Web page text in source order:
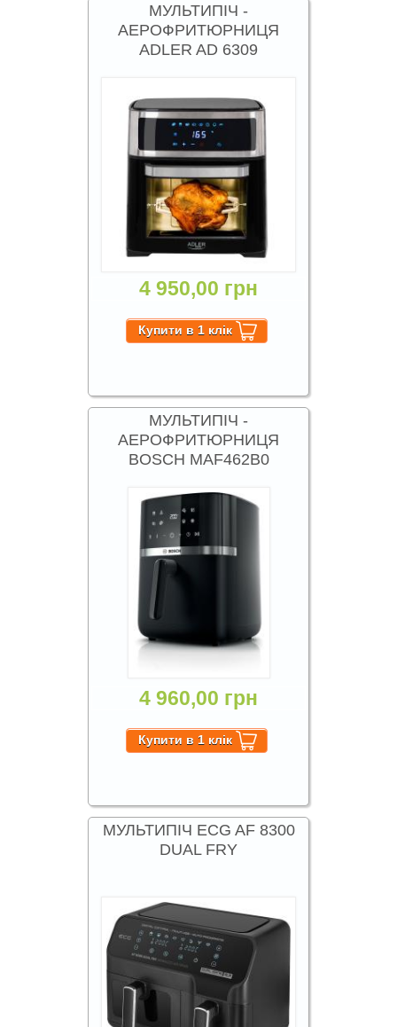
МУЛЬТИПІЧ -
АЕРОФРИТЮРНИЦЯ
ADLER AD 6309
4 950,00 грн
МУЛЬТИПІЧ -
АЕРОФРИТЮРНИЦЯ
BOSCH MAF462B0
4 960,00 грн
МУЛЬТИПІЧ ECG AF 8300
DUAL FRY